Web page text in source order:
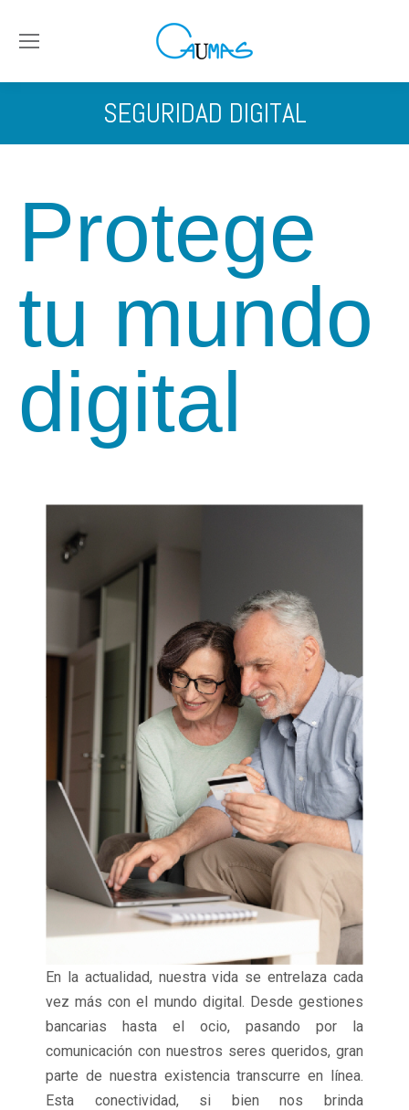
SEGURIDAD DIGITAL
Protege
tu mundo
digital
En la actualidad, nuestra vida se entrelaza cada
vez más con el mundo digital. Desde gestiones
bancarias hasta el ocio, pasando por la
comunicación con nuestros seres queridos, gran
parte de nuestra existencia transcurre en línea.
Esta conectividad, si bien nos brinda